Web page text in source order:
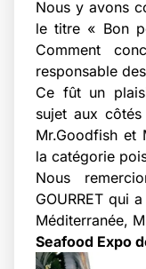
Nous y avons
le titre « Bon
Comment
responsable
Ce fût un
sujet aux
Mr.Goodfish et
la catégorie
Nous
GOURRET qui
Méditerranée,
Seafood Expo